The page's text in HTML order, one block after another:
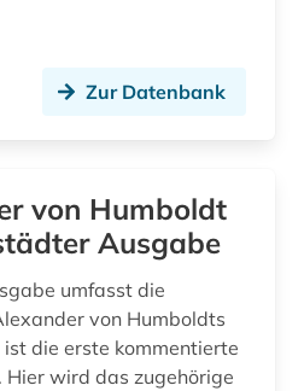
dreidimensionale rekonstruktion (1)
Zur Datenbank
von Humboldt
Ausgabe
umfasst die
von Humboldts
die erste kommentierte
wird das zugehörige